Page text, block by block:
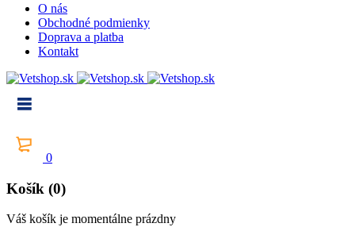
O nás
Obchodné podmienky
Doprava a platba
Kontakt
0
Košík (0)
Váš košík je momentálne prázdny